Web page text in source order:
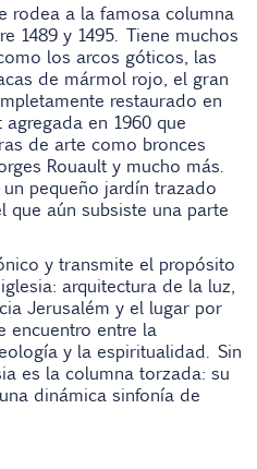
rodea a la famosa columna
1489 y 1495. Tiene muchos
los arcos góticos, las
de mármol rojo, el gran
restaurado en
en 1960 que
de arte como bronces
Rouault y mucho más.
pequeño jardín trazado
aún subsiste una parte
y transmite el propósito
arquitectura de la luz,
Jerusalém y el lugar por
encuentro entre la
y la espiritualidad. Sin
es la columna torzada: su
dinámica sinfonía de